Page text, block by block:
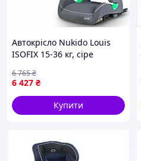
Автокрісло Nukido Louis
ISOFIX 15-36 кг, сіре
6 427 ₴
6 765₴
Купити